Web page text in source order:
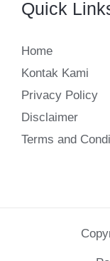
Quick
Home
Kontak Kami
Privacy Policy
Disclaimer
Terms and